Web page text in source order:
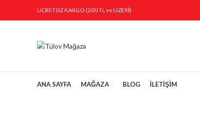
ÜCRETSİZ KARGO (200 TL ve ÜZERİ)
ANA SAYFA MAĞAZA BLOG İLETİŞİM